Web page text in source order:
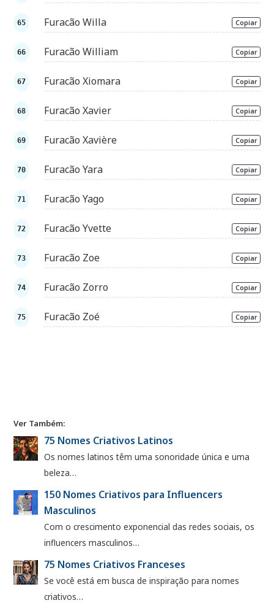
Furacão Willa Copiar
Furacão William Copiar
Furacão Xiomara Copiar
Furacão Xavier Copiar
Furacão Xavière Copiar
Furacão Yara Copiar
Furacão Yago Copiar
Furacão Yvette Copiar
Furacão Zoe Copiar
Furacão Zorro Copiar
Furacão Zoé Copiar
Ver Também:
75 Nomes Criativos Latinos
Os nomes latinos têm uma sonoridade única e uma
beleza…
150 Nomes Criativos para Influencers
Masculinos
Com o crescimento exponencial das redes sociais, os
influencers masculinos…
75 Nomes Criativos Franceses
Se você está em busca de inspiração para nomes
criativos…